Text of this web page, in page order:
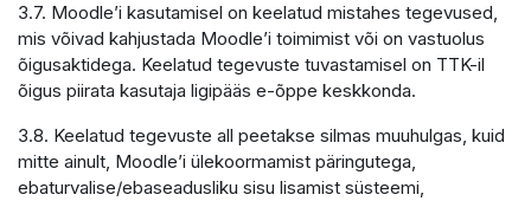
3.7. Moodle’i kasutamisel on keelatud mistahes tegevused,
mis võivad kahjustada Moodle’i toimimist või on vastuolus
õigusaktidega. Keelatud tegevuste tuvastamisel on TTK-il
õigus piirata kasutaja ligipääs e-õppe keskkonda.
3.8. Keelatud tegevuste all peetakse silmas muuhulgas, kuid
mitte ainult, Moodle’i ülekoormamist päringutega,
ebaturvalise/ebaseadusliku sisu lisamist süsteemi,